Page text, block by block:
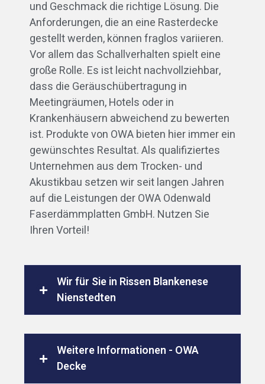
und Geschmack die richtige Lösung. Die
Anforderungen, die an eine Rasterdecke
gestellt werden, können fraglos variieren.
Vor allem das Schallverhalten spielt eine
große Rolle. Es ist leicht nachvollziehbar,
dass die Geräuschübertragung in
Meetingräumen, Hotels oder in
Krankenhäusern abweichend zu bewerten
ist. Produkte von OWA bieten hier immer ein
gewünschtes Resultat. Als qualifiziertes
Unternehmen aus dem Trocken- und
Akustikbau setzen wir seit langen Jahren
auf die Leistungen der OWA Odenwald
Faserdämmplatten GmbH. Nutzen Sie
Ihren Vorteil!
Wir für Sie in Rissen Blankenese
Nienstedten
Weitere Informationen - OWA
Decke